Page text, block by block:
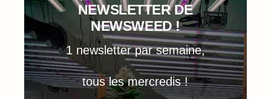
NEWSLETTER DE
NEWSWEED !
1 newsletter par semaine,
tous les mercredis !